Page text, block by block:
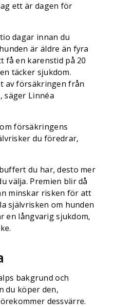
ett är dagen för
dagar innan du
är äldre än fyra
få en karenstid på 20
täcker sjukdom.
av försäkringen från
säger Linnéa
försäkringens
du föredrar,
du har, desto mer
välja. Premien blir då
minskar risken för att
självrisken om hunden
en långvarig sjukdom,
bakgrund och
du köper den,
dessvärre.